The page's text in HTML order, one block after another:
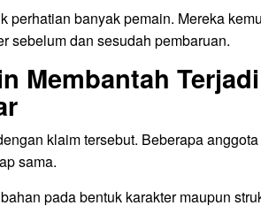
perhatian banyak pemain. Mereka
sebelum dan sesudah pembaruan.
Membantah Terjadi
klaim tersebut. Beberapa
sama.
pada bentuk karakter maupun